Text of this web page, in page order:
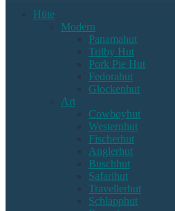
Hüte
Modern
Panamahut
Trilby Hut
Pork Pie Hut
Fedorahut
Glockenhut
Art
Cowboyhut
Westernhut
Fischerhut
Anglerhut
Buschhut
Safarihut
Travellerhut
Schlapphut